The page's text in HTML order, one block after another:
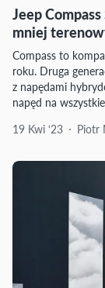
Jeep
mniej
Compass to
roku. Druga
z napędami
napęd na
19 Kwi ‘23
Piotr